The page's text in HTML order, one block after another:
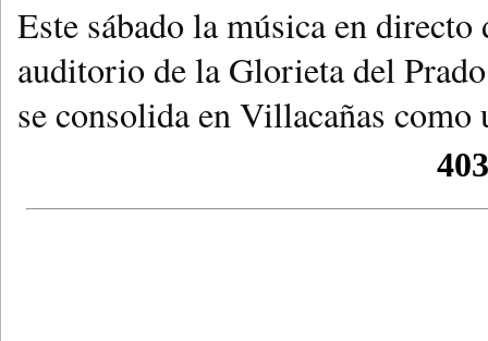
Este sábado la música en
auditorio de la Glorieta del
se consolida en Villacañas